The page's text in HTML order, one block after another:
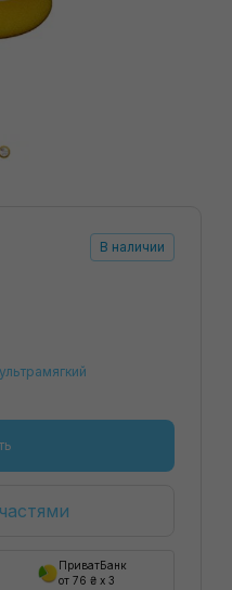
В наличии
ультрамягкий
ПриватБанк
от 76 ₴ x 3